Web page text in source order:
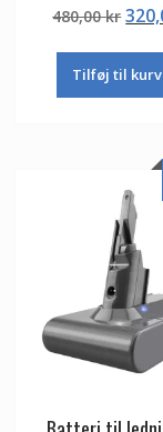
480,00krDen
pris
var:
Tilføj til kurv